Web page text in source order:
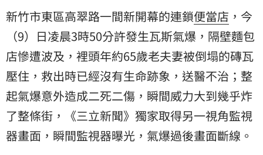
新竹市東區高翠路一間新開幕的連鎖便當店 ，今
（9）日凌晨3時50分許發生瓦斯氣爆，隔壁麵包
店慘遭波及，裡頭年約65歲老夫妻被倒塌的磚瓦
壓住，救出時已經沒有生命跡象，送醫不治；整
起氣爆意外造成二死二傷，瞬間威力大到幾乎炸
了整條街，《三立新聞》獨家取得另一視角監視
器畫面，瞬間監視器曝光，氣爆過後畫面斷線。